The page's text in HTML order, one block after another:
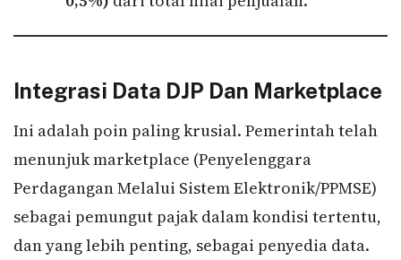
Integrasi Data DJP Dan Marketplace
Ini adalah poin paling krusial. Pemerintah telah
menunjuk marketplace (Penyelenggara
Perdagangan Melalui Sistem Elektronik/PPMSE)
sebagai pemungut pajak dalam kondisi tertentu,
dan yang lebih penting, sebagai penyedia data.